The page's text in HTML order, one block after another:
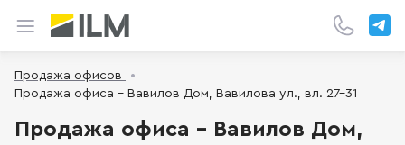
Продажа офисов
Продажа офиса - Вавилов Дом, Вавилова ул., вл. 27-31
Продажа офиса - Вавилов Дом,